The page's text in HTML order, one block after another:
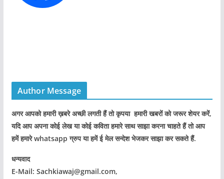
Author Message
अगर आपको हमारी ख़बरे अच्छी लगती हैं तो कृपया हमारी खबरों को जरूर शेयर करें,
यदि आप अपना कोई लेख या कोई कविता हमारे साथ साझा करना चाहते हैं तो आप
हमें हमारे whatsapp ग्रुप या हमें ई मेल सन्देश भेजकर साझा कर सकते हैं.
धन्यवाद
E-Mail: Sachkiawaj@gmail.com,